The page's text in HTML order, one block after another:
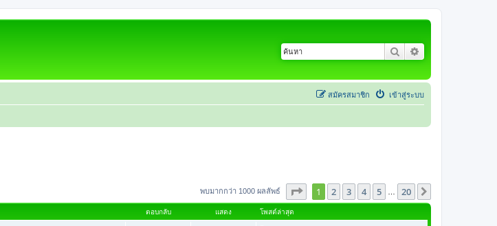
ค้นหา
เข้าสู่ระบบ
สมัครสมาชิก
พบมากกว่า 1000 ผลลัพธ์ หน้า จากทั้งหมด 20
1 2 3 4 5 20
ตอบกลับ แสดง โพสต์ล่าสุด